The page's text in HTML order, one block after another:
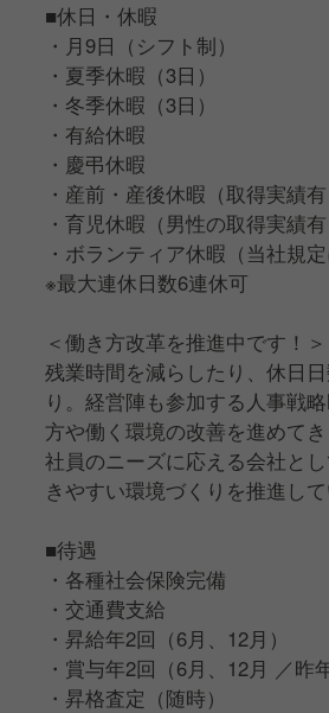
■休日・休暇
・月9日（シフト制）
・夏季休暇（3日）
・冬季休暇（3日）
・有給休暇
・慶弔休暇
・産前・産後休暇（取得実績有
・育児休暇（男性の取得実績有
・ボランティア休暇（当社規定
※最大連休日数6連休可
＜働き方改革を推進中です！＞
残業時間を減らしたり、休日
り。経営陣も参加する人事戦
方や働く環境の改善を進めて
社員のニーズに応える会社と
きやすい環境づくりを推進して
■待遇
・各種社会保険完備
・交通費支給
・昇給年2回（6月、12月）
・賞与年2回（6月、12月 ／昨
・昇格査定（随時）